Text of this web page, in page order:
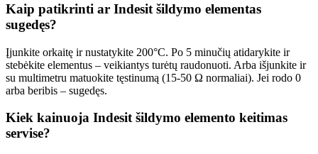
Kaip patikrinti ar Indesit šildymo elementas
sugedęs?
Įjunkite orkaitę ir nustatykite 200°C. Po 5 minučių atidarykite ir
stebėkite elementus – veikiantys turėtų raudonuoti. Arba išjunkite ir
su multimetru matuokite tęstinumą (15-50 Ω normaliai). Jei rodo 0
arba beribis – sugedęs.
Kiek kainuoja Indesit šildymo elemento keitimas
servise?